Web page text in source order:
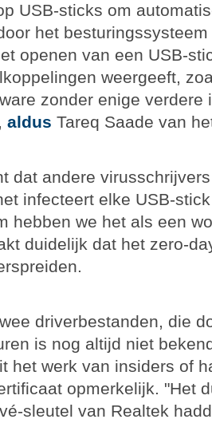
USB-sticks om
het
openen van een USB-
weergeeft,
zonder enige
aldus Tareq Saade van
dat andere
infecteert elke USB-
hebben we het als een
duidelijk dat het zero-
driverbestanden, die
is nog altijd niet
het werk van insiders of
opmerkelijk. "Het
sleutel van Realtek